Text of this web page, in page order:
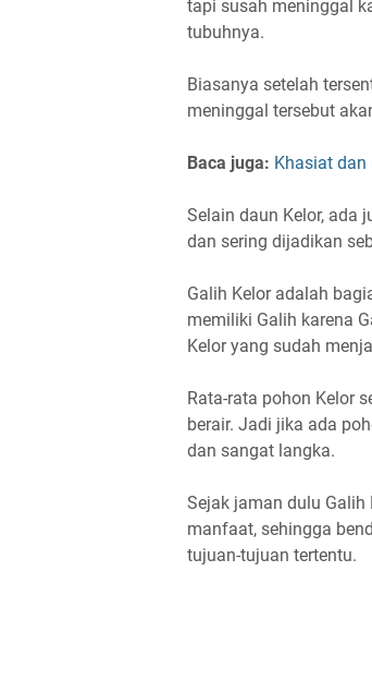
tapi susah meninggal
tubuhnya.
Biasanya setelah
meninggal tersebut
Baca juga: Khasiat
Selain daun Kelor, ada
dan sering dijadikan
Galih Kelor adalah
memiliki Galih karena
Kelor yang sudah
Rata-rata pohon Kelor
berair. Jadi jika ada
dan sangat langka.
Sejak jaman dulu
manfaat, sehingga
tujuan-tujuan tertentu.